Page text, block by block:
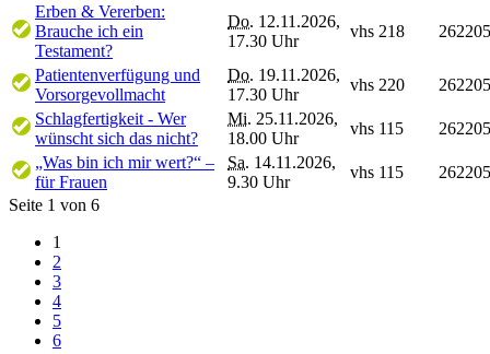
Erben & Vererben:
Brauche ich ein
Testament?
Do. 12.11.2026,
17.30 Uhr
vhs 218
Patientenverfügung und
Vorsorgevollmacht
Do. 19.11.2026,
17.30 Uhr
vhs 220
Schlagfertigkeit - Wer
wünscht sich das nicht?
Mi. 25.11.2026,
18.00 Uhr
vhs 115
„Was bin ich mir wert?“ –
für Frauen
Sa. 14.11.2026,
9.30 Uhr
vhs 115
Seite 1 von 6
1
2
3
4
5
6